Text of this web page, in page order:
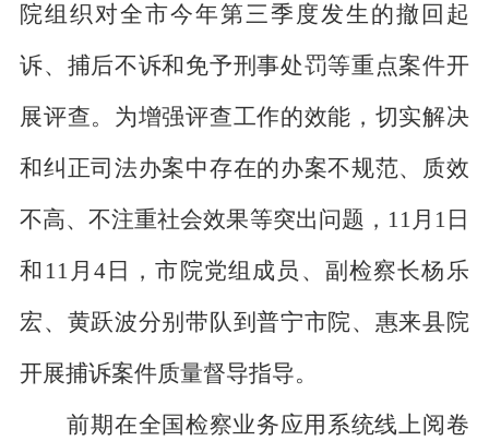
院组织对全市今年第三季度发生的撤回起
诉、捕后不诉和免予刑事处罚等重点案件开
展评查。为增强评查工作的效能，切实解决
和纠正司法办案中存在的办案不规范、质效
不高、不注重社会效果等突出问题，11月1日
和11月4日，市院党组成员、副检察长杨乐
宏、黄跃波分别带队到普宁市院、惠来县院
开展捕诉案件质量督导指导。
前期在全国检察业务应用系统线上阅卷